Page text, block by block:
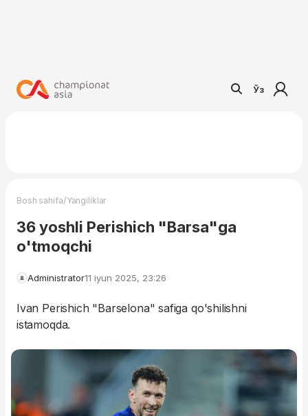
Ўз
Bosh sahifa/Yangiliklar
36 yoshli Perishich "Barsa"ga
o'tmoqchi
Administrator11 iyun 2025, 23:26
Ivan Perishich "Barselona" safiga qo'shilishni
istamoqda.